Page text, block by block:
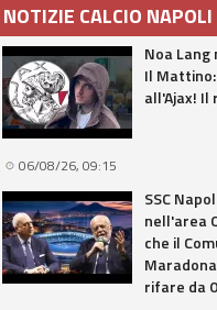
NOTIZIE CALCIO NAPOLI
Noa
Il
all'Ajax!
06/08/26, 09:15
SSC
nell'area
che il
rifare da